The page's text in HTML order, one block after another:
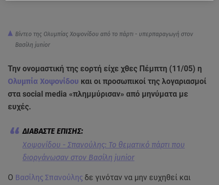
Βίντεο της Ολυμπίας Χοψονίδου από το πάρτι - υπερπαραγωγή στον
Βασίλη junior
Την ονομαστική της εορτή είχε χθες Πέμπτη (11/05) η
Ολυμπία Χοψονίδου και οι προσωπικοί της λογαριασμοί
στα social media «πλημμύρισαν» από μηνύματα με
ευχές.
Χοψονίδου - Σπανούλης: Το θεματικό πάρτι που
διοργάνωσαν στον Βασίλη junior
Ο Βασίλης Σπανούλης δε γινόταν να μην ευχηθεί και